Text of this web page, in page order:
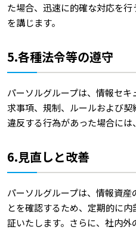
た場合、迅速に的確な対応を
を講じます。
5.各種法令等の遵守
パーソルグループは、情報セ
求事項、規制、ルールおよび契
違反する行為があった場合には
6.見直しと改善
パーソルグループは、情報資
とを確認するため、定期的に
証いたします。さらに、社内外